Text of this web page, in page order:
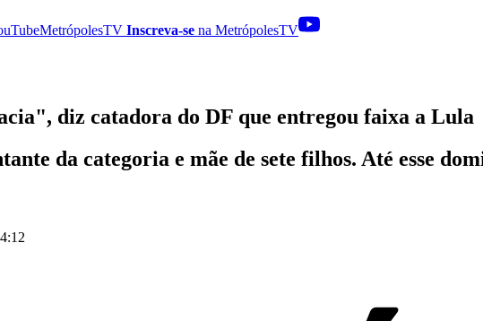
MetrópolesTV Inscreva-se na MetrópolesTV
diz catadora do DF que entregou faixa a Lula
da categoria e mãe de sete filhos. Até esse